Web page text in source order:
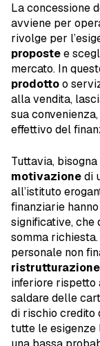
La concessione
avviene per
rivolge per
propostee
mercato. In
prodottoo
alla vendita,
sua
effettivo del
Tuttavia,
motivazionedi
all’istituto
finanziarie
significative, che
somma
personale non
inferiore rispetto
saldare delle
di rischio credito
tutte le esigenze